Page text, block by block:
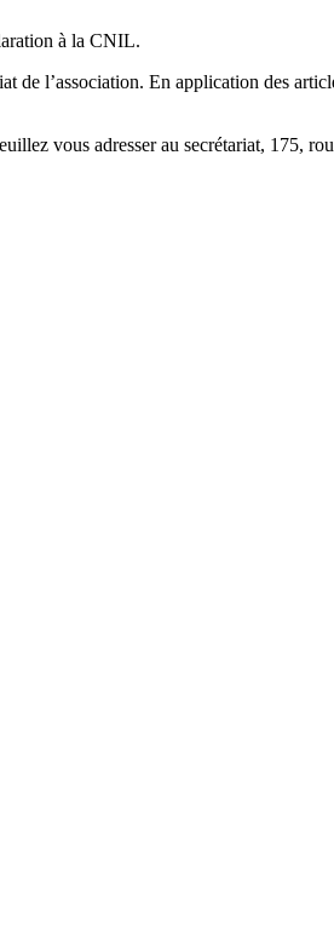
à la CNIL.
de l’association. En application des
vous adresser au secrétariat, 175,